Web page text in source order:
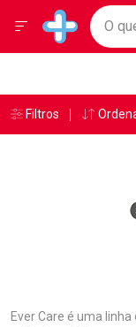
Drogarias
Baixe
Ir direto para a
Ir direto para o
Ir direto para a
Ir direto para a
Ir direto para a
Faça a sua
O
Menu
Breadcrumb
Drogarias Pacheco
Ever Care é uma
Âncoras
Filtros